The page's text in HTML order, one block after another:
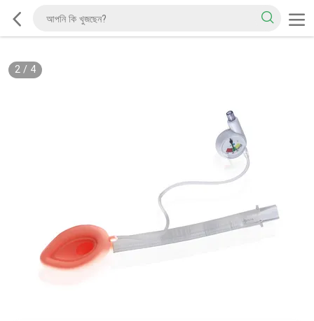
2/ 4